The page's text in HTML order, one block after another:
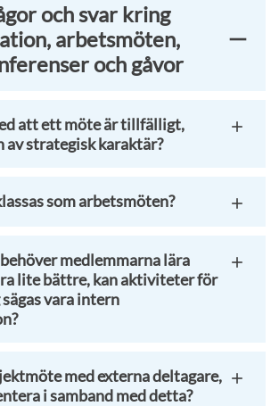
och svar kring
arbetsmöten,
och gåvor
att ett möte är tillfälligt,
av strategisk karaktär?
som arbetsmöten?
medlemmarna lära
lite bättre, kan aktiviteter för
vara intern
med externa deltagare,
i samband med detta?